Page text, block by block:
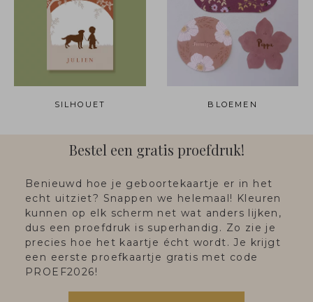
SILHOUET BLOEMEN
Bestel een gratis proefdruk!
Benieuwd hoe je geboortekaartje er in het
echt uitziet? Snappen we helemaal! Kleuren
kunnen op elk scherm net wat anders lijken,
dus een proefdruk is superhandig. Zo zie je
precies hoe het kaartje écht wordt. Je krijgt
een eerste proefkaartje gratis met code
PROEF2026!